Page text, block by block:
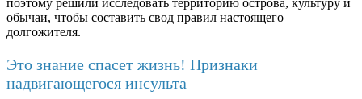
обычаи, чтобы составить свод правил настоящего
долгожителя.
Это знание спасет жизнь! Признаки
надвигающегося инсульта